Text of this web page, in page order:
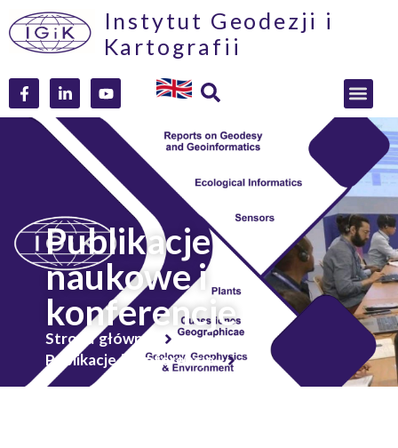
Instytut Geodezji i
Kartografii
Publikacje
naukowe i
konferencje
Strona główna
Publikacje i konferencje